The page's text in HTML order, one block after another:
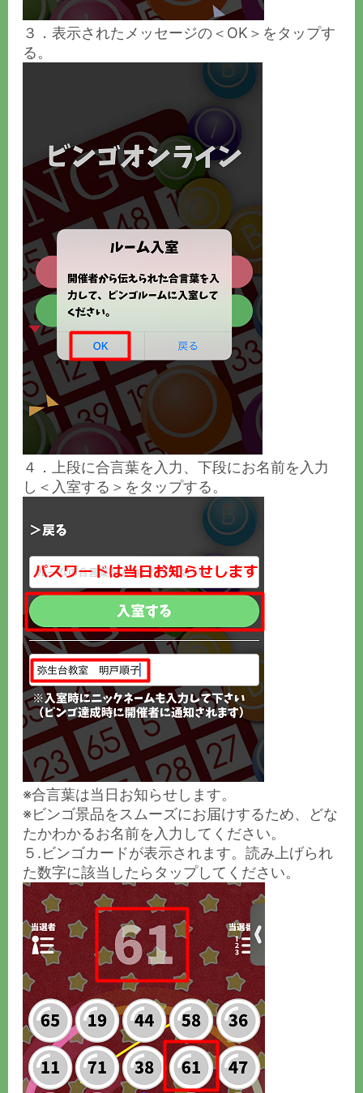
３．表示されたメッセージの＜OK＞をタップす
る。
４．上段に合言葉を入力、下段にお名前を入力
し＜入室する＞をタップする。
※合言葉は当日お知らせします。
※ビンゴ景品をスムーズにお届けするため、どな
たかわかるお名前を入力してください。
５.ビンゴカードが表示されます。読み上げられ
た数字に該当したらタップしてください。